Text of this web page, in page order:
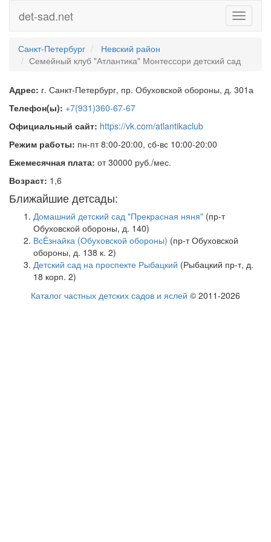
Toggle
det-sad.net
Санкт-Петербург
Невский район
Семейный клуб "Атлантика" Монтессори детский сад
Адрес: г. Санкт-Петербург, пр. Обуховской обороны, д. 301а
Телефон(ы): +7(931)360-67-67
Официальный сайт: https://vk.com/atlantikaclub
Режим работы: пн-пт 8:00-20:00, сб-вс 10:00-20:00
Ежемесячная плата: от 30000 руб./мес.
Возраст: 1,6
Ближайшие детсады:
Домашний детский сад "Прекрасная няня" (пр-т
Обуховской обороны, д. 140)
ВсЁзнайка (Обуховской обороны) (пр-т Обуховской
обороны, д. 138 к. 2)
Детский сад на проспекте Рыбацкий (Рыбацкий пр-т, д.
18 корп. 2)
Каталог частных детских садов и яслей © 2011-2026